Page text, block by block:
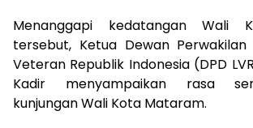
Menanggapi kedatangan Wali
tersebut, Ketua Dewan Perwakilan
Veteran Republik Indonesia (DPD
Kadir menyampaikan rasa
kunjungan Wali Kota Mataram.